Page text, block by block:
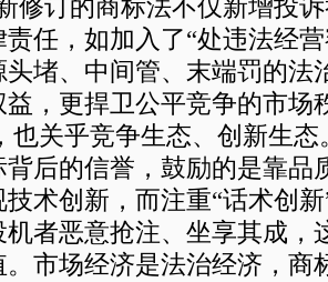
修订的商标法不仅新增投
任，如加入了“处违法经
堵、中间管、末端罚的法
，更捍卫公平竞争的市场
也关乎竞争生态、创新生
后的信誉，鼓励的是靠品
术创新，而注重“话术创
者恶意抢注、坐享其成，
。市场经济是法治经济，商